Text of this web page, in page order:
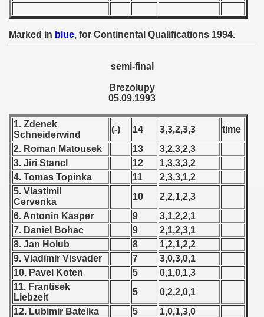
Marked in blue, for Continental Qualifications 1994.
semi-final
Brezolupy
05.09.1993
1. Zdenek
Schneiderwind
(-) 14 3,3,2,3,3
time
2. Roman Matousek
13
3,2,3,2,3
3. Jiri Stancl
12
1,3,3,3,2
4. Tomas Topinka
11
2,3,3,1,2
5. Vlastimil
Cervenka
10
2,2,1,2,3
6. Antonin Kasper
9
3,1,2,2,1
7. Daniel Bohac
9
2,1,2,3,1
8. Jan Holub
8
1,2,1,2,2
9. Vladimir Visvader
7
3,0,3,0,1
10. Pavel Koten
5
0,1,0,1,3
11. Frantisek
Liebzeit
5
0,2,2,0,1
12. Lubimir Batelka
5
1,0,1,3,0
- 1955
- 1959
- 1960
- 1961
- 1962
- 1963
- 1964
- 1965
- 1966